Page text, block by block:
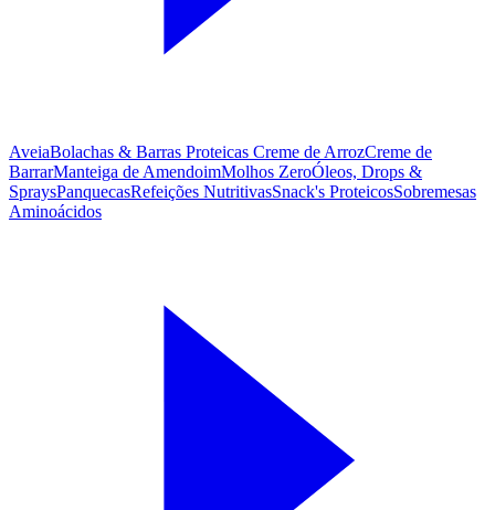
AveiaBolachas & Barras Proteicas Creme de ArrozCreme de
BarrarManteiga de AmendoimMolhos ZeroÓleos, Drops &
SpraysPanquecasRefeições NutritivasSnack's ProteicosSobremesas
Aminoácidos